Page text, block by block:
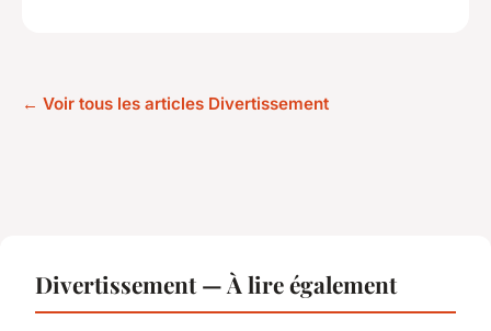
← Voir tous les articles Divertissement
Divertissement — À lire également